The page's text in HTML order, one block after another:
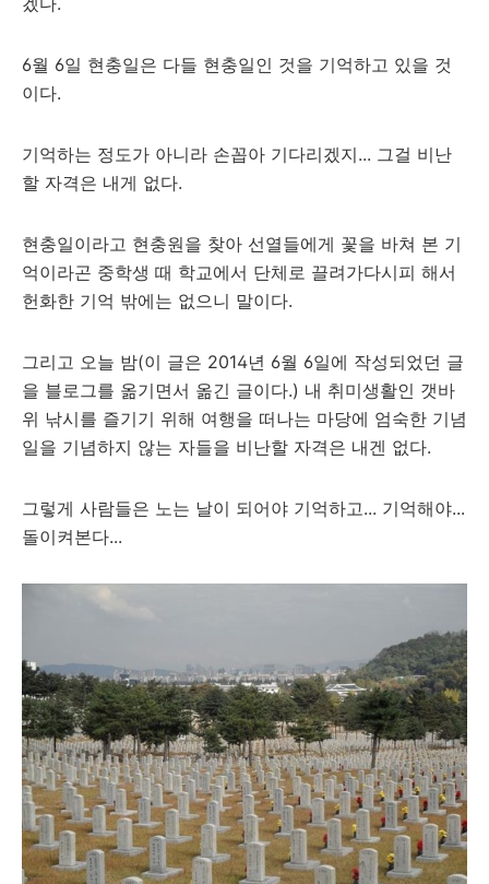
6월 6일 현충일은 다들 현충일인 것을 기억하고 있을 것
이다.
기억하는 정도가 아니라 손꼽아 기다리겠지... 그걸 비난
할 자격은 내게 없다.
현충일이라고 현충원을 찾아 선열들에게 꽃을 바쳐 본 기
억이라곤 중학생 때 학교에서 단체로 끌려가다시피 해서
헌화한 기억 밖에는 없으니 말이다.
그리고 오늘 밤(이 글은 2014년 6월 6일에 작성되었던 글
을 블로그를 옮기면서 옮긴 글이다.) 내 취미생활인 갯바
위 낚시를 즐기기 위해 여행을 떠나는 마당에 엄숙한 기념
일을 기념하지 않는 자들을 비난할 자격은 내겐 없다.
그렇게 사람들은 노는 날이 되어야 기억하고... 기억해야...
돌이켜본다...